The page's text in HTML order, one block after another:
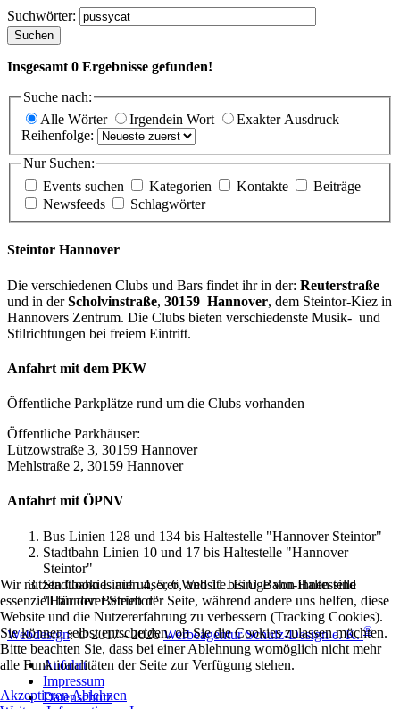
Suchwörter:
Suchen
Insgesamt 0 Ergebnisse gefunden!
Suche nach:
Alle Wörter
Irgendein Wort
Exakter Ausdruck
Reihenfolge:
Nur Suchen:
Events suchen
Kategorien Kontakte
Beiträge
Newsfeeds
Schlagwörter
Steintor Hannover
Die verschiedenen Clubs und Bars findet ihr in der: Reuterstraße
und in derScholvinstraße, 30159 Hannover, dem Steintor-Kiez in
Hannovers Zentrum. Die Clubs bieten verschiedenste Musik- und
Stilrichtungen bei freiem Eintritt.
Anfahrt mit dem PKW
Öffentliche Parkplätze rund um die Clubs vorhanden
Öffentliche Parkhäuser:
Lützowstraße 3, 30159 Hannover
Mehlstraße 2, 30159 Hannover
Anfahrt mit ÖPNV
Bus Linien 128 und 134 bis Haltestelle "Hannover Steintor"
Stadtbahn Linien 10 und 17 bis Haltestelle "Hannover
Steintor"
Stadtbahn Linien 4, 5, 6, und 11 bis U-Bahn-Haltestelle
"Hannover Steintor"
Webdesign: © 2017 - 2026Werbeagentur Schulz-Design e. K.®
Anfahrt
Impressum
Datenschutz
Wir nutzen Cookies auf unserer Website. Einige von ihnen sind
essenziell für den Betrieb der Seite, während andere uns helfen, diese
Website und die Nutzererfahrung zu verbessern (Tracking Cookies).
Sie können selbst entscheiden, ob Sie die Cookies zulassen möchten.
Bitte beachten Sie, dass bei einer Ablehnung womöglich nicht mehr
alle Funktionalitäten der Seite zur Verfügung stehen.
AkzeptierenAblehnen